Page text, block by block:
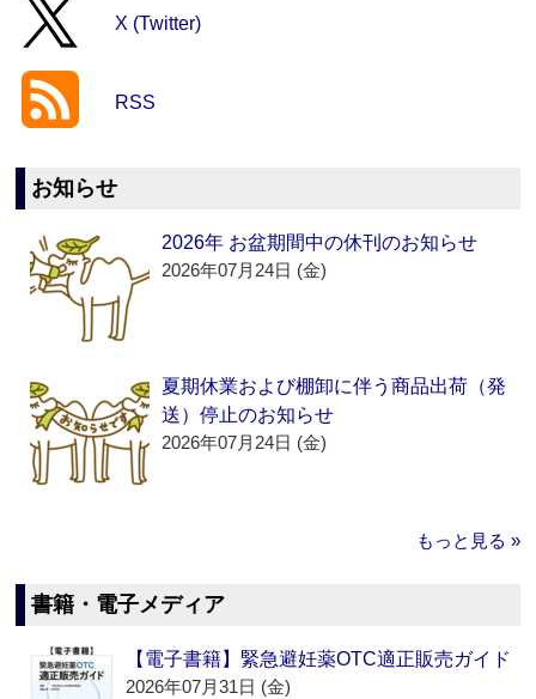
X (Twitter)
RSS
お知らせ
2026年 お盆期間中の休刊のお知らせ
2026年07月24日 (金)
夏期休業および棚卸に伴う商品出荷（発
送）停止のお知らせ
2026年07月24日 (金)
もっと見る »
書籍・電子メディア
【電子書籍】緊急避妊薬OTC適正販売ガイド
2026年07月31日 (金)